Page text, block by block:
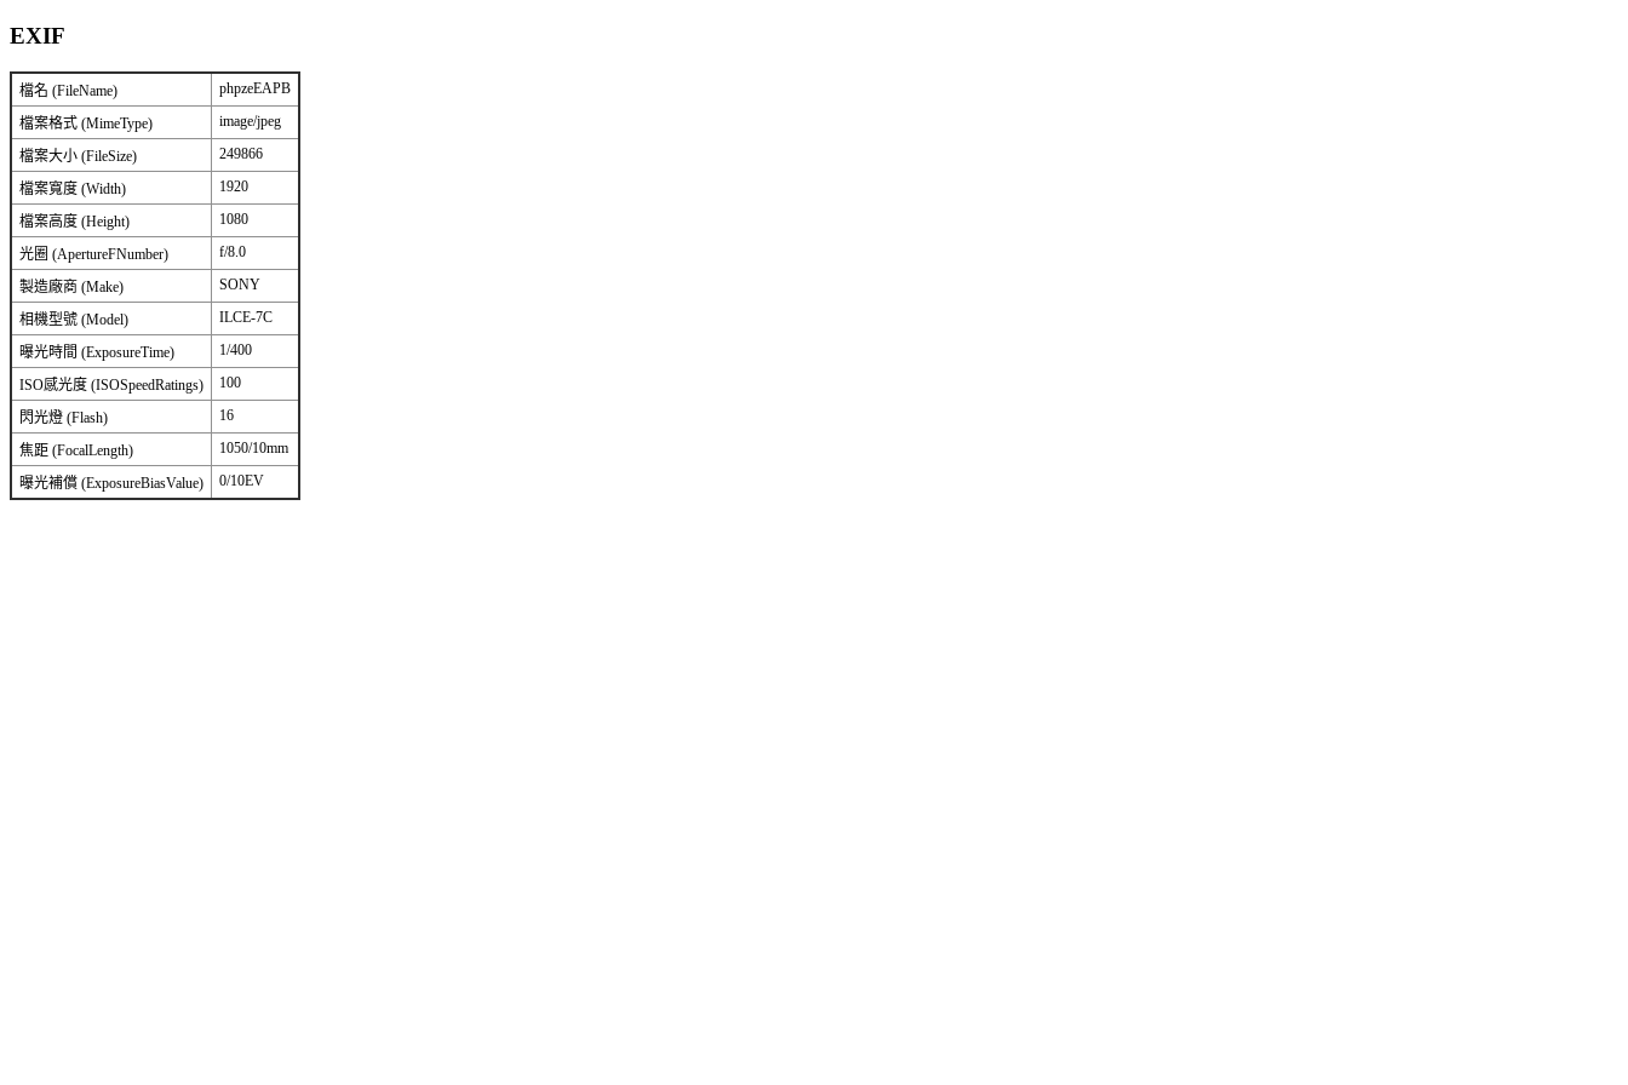
EXIF
檔名 (FileName) phpzeEAPB
檔案格式 (MimeType) image/jpeg
檔案大小 (FileSize) 249866
檔案寬度 (Width) 1920
檔案高度 (Height) 1080
光圈 (ApertureFNumber) f/8.0
製造廠商 (Make) SONY
相機型號 (Model) ILCE-7C
曝光時間 (ExposureTime) 1/400
ISO感光度 (ISOSpeedRatings) 100
閃光燈 (Flash) 16
焦距 (FocalLength) 1050/10mm
曝光補償 (ExposureBiasValue) 0/10EV